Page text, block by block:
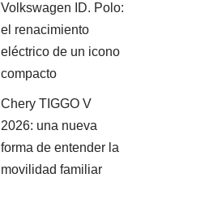
Volkswagen ID. Polo:
el renacimiento
eléctrico de un icono
compacto
Chery TIGGO V
2026: una nueva
forma de entender la
movilidad familiar